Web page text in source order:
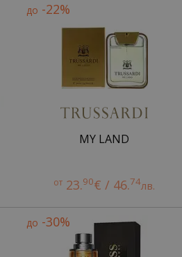
до -22%
MY LAND
от 23.90€ / 46.74лв.
до -30%